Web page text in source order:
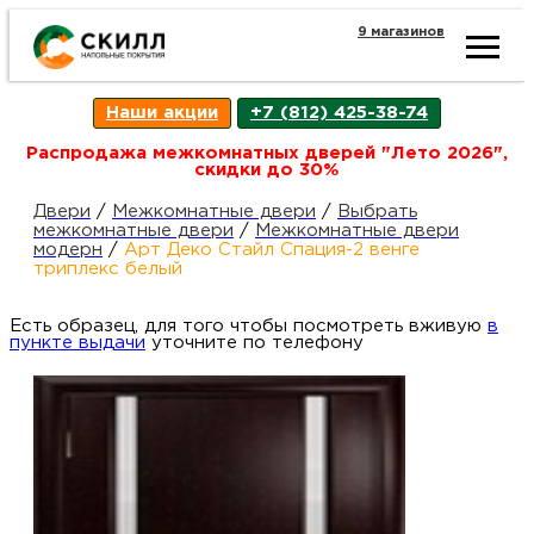
9 магазинов
Наши акции +7 (812) 425-38-74
Распродажа межкомнатных дверей "Лето 2026",
скидки до 30%
Двери / Межкомнатные двери /
Выбрать
межкомнатные двери /
Межкомнатные двери
модерн / Арт Деко Стайл Спация-2 венге
триплекс белый
Есть образец, для того чтобы посмотреть вживую в
пункте выдачи уточните по телефону